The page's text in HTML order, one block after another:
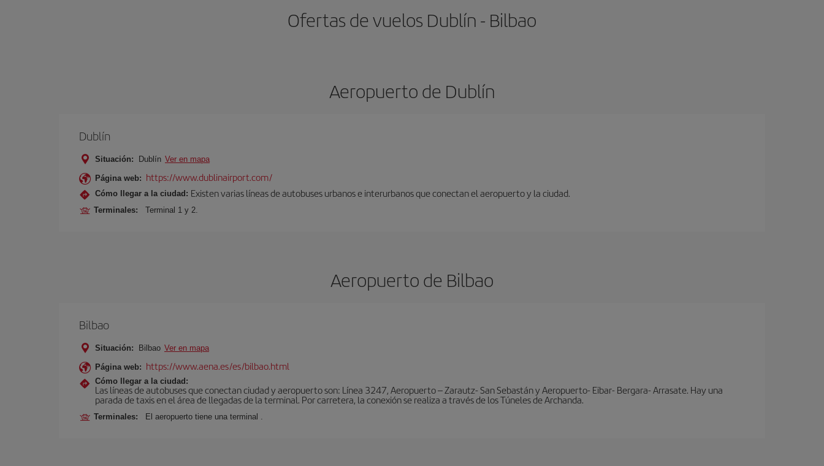
Ofertas de vuelos Dublín - Bilbao
Aeropuerto de Dublín
Dublín
Situación: Dublín Ver en mapa
Página web: https://www.dublinairport.com/
Cómo llegar a la ciudad: Existen varias líneas de autobuses urbanos e interurbanos que conectan el aeropuerto y la ciudad.
Terminales: Terminal 1 y 2.
Aeropuerto de Bilbao
Bilbao
Situación: Bilbao Ver en mapa
Página web: https://www.aena.es/es/bilbao.html
Cómo llegar a la ciudad:
Las líneas de autobuses que conectan ciudad y aeropuerto son: Línea 3247, Aeropuerto – Zarautz- San Sebastán y Aeropuerto- Eibar- Bergara- Arrasate. Hay una
parada de taxis en el área de llegadas de la terminal. Por carretera, la conexión se realiza a través de los Túneles de Archanda.
Terminales: El aeropuerto tiene una terminal .